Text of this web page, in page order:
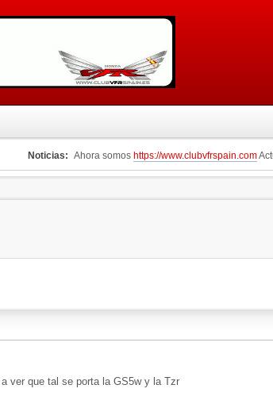
Noticias: Ahora somos https://www.clubvfrspain.com
ver que tal se porta la GS5w y la Tzr